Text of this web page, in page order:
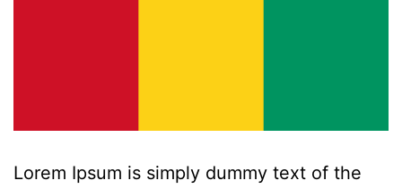
Lorem Ipsum is simply dummy text of the